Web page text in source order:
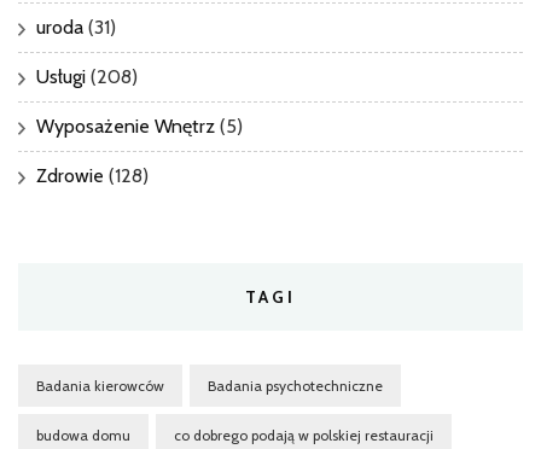
uroda (31)
Usługi (208)
Wyposażenie Wnętrz (5)
Zdrowie (128)
TAGI
Badania kierowców Badania psychotechniczne
budowa domu co dobrego podają w polskiej restauracji